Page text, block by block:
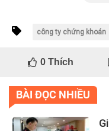
công ty chứng khoán
0Thích
BÀI ĐỌC NHIỀU